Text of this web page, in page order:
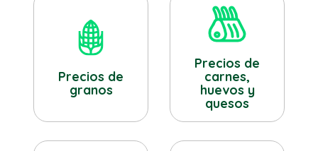
Precios de
granos
Precios de
carnes,
huevos y
quesos